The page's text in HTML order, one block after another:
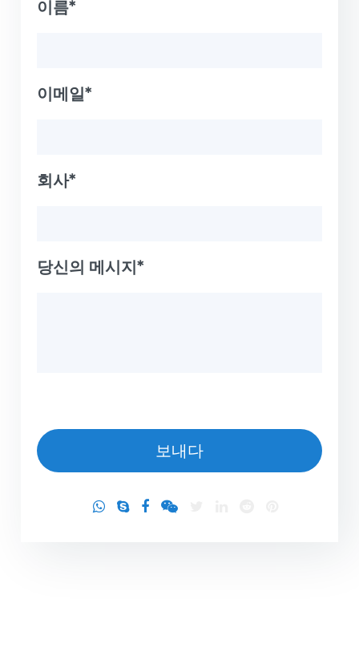
이름*
이메일*
회사*
당신의 메시지*